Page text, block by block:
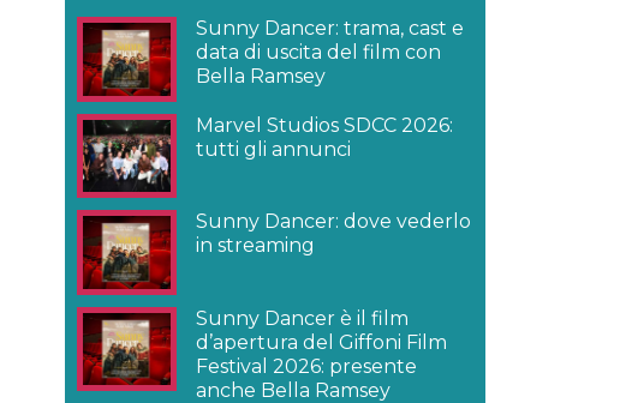
Sunny Dancer: trama, cast e
data di uscita del film con
Bella Ramsey
Marvel Studios SDCC 2026:
tutti gli annunci
Sunny Dancer: dove vederlo
in streaming
Sunny Dancer è il film
d’apertura del Giffoni Film
Festival 2026: presente
anche Bella Ramsey